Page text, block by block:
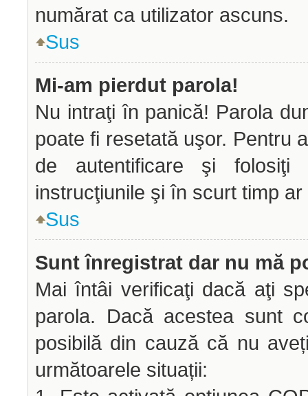
numărat ca utilizator ascuns.
Sus
Mi-am pierdut parola!
Nu intraţi în panică! Parola
poate fi resetată uşor. Pentru
de autentificare şi
instrucţiunile şi în scurt timp
Sus
Sunt înregistrat dar nu mă
Mai întâi verificaţi dacă aţi
parola. Dacă acestea sunt
posibilă din cauză că nu
următoarele situații: